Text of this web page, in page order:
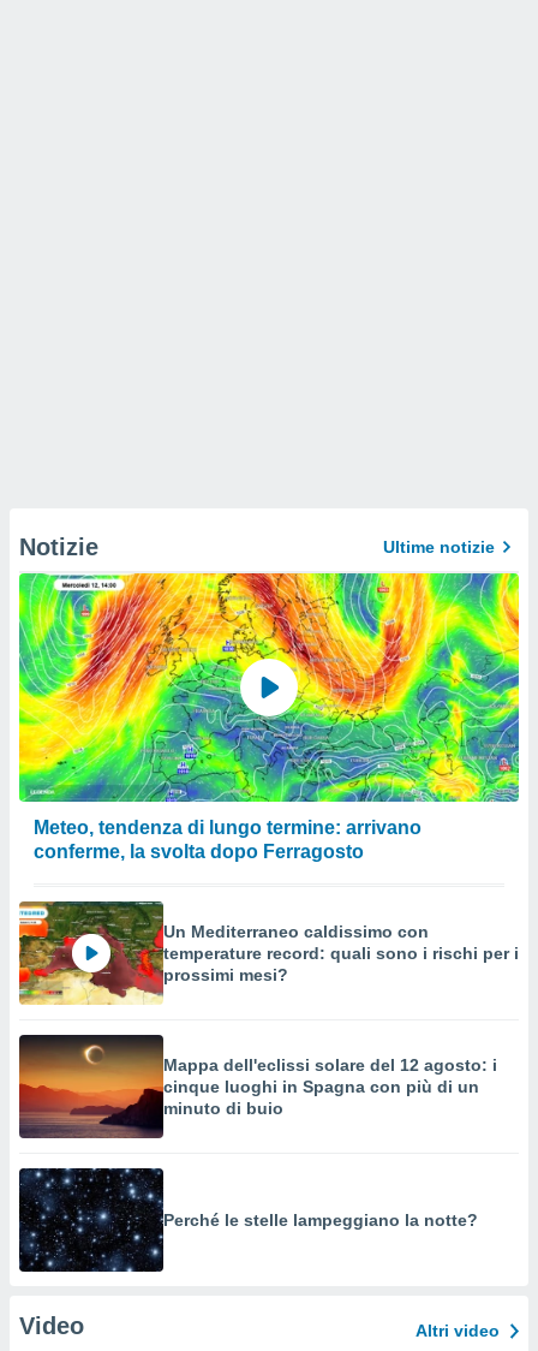
Notizie Ultime notizie
Meteo, tendenza di lungo termine: arrivano
conferme, la svolta dopo Ferragosto
Un Mediterraneo caldissimo con
temperature record: quali sono i rischi per i
prossimi mesi?
Mappa dell'eclissi solare del 12 agosto: i
cinque luoghi in Spagna con più di un
minuto di buio
Perché le stelle lampeggiano la notte?
Video Altri video